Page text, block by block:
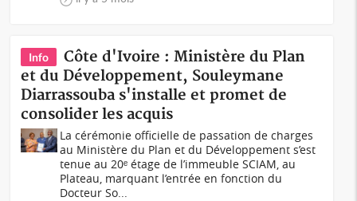
Info
Côte d'Ivoire : Ministère du Plan
et du Développement, Souleymane
Diarrassouba s'installe et promet de
consolider les acquis
La cérémonie officielle de passation de charges
au Ministère du Plan et du Développement s’est
tenue au 20ᵉ étage de l’immeuble SCIAM, au
Plateau, marquant l’entrée en fonction du
Docteur So...